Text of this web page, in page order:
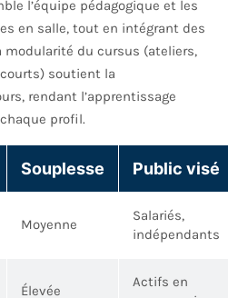
l’équipe pédagogique et les
en salle, tout en intégrant des
modularité du cursus (ateliers,
soutient la
rendant l’apprentissage
profil.
Souplesse Public visé
Moyenne
Salariés,
indépendants
Élevée
Actifs en